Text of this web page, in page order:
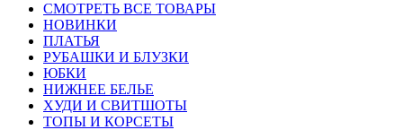
СМОТРЕТЬ ВСЕ ТОВАРЫ
НОВИНКИ
ПЛАТЬЯ
РУБАШКИ И БЛУЗКИ
ЮБКИ
НИЖНЕЕ БЕЛЬЕ
ХУДИ И СВИТШОТЫ
ТОПЫ И КОРСЕТЫ